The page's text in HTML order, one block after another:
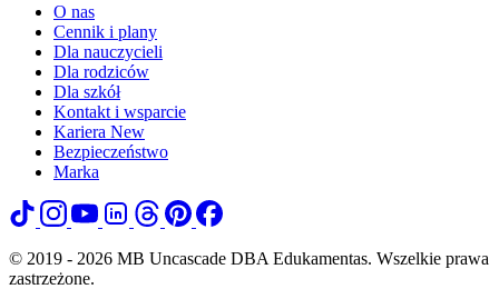
O nas
Cennik i plany
Dla nauczycieli
Dla rodziców
Dla szkół
Kontakt i wsparcie
Kariera New
Bezpieczeństwo
Marka
© 2019 - 2026 MB Uncascade DBA Edukamentas. Wszelkie prawa
zastrzeżone.